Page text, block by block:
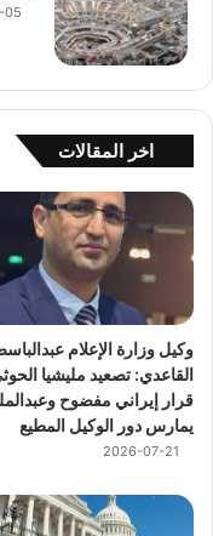
05
اخر المقالات
وكيل وزارة الإعلام
القاعدي: تصعيد مليشيا
قرار إيراني مفضوح
يمارس دور الوكيل المطيع
2026-07-21